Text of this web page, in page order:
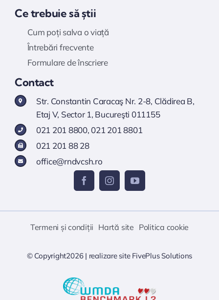
Ce trebuie să știi
Cum poți salva o viață
Întrebări frecvente
Formulare de înscriere
Contact
Str. Constantin Caracaş Nr. 2-8, Clădirea B,
Etaj V, Sector 1, Bucureşti 011155
021 201 8800, 021 201 8801
021 201 88 28
office@rndvcsh.ro
Termeni și condiții Hartă site Politica cookie
© Copyright2026 | realizare site FivePlus Solutions